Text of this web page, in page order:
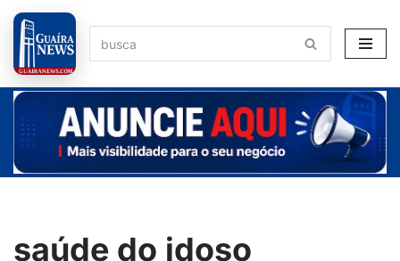
Pular
para
o
conteúdo
saúde do idoso